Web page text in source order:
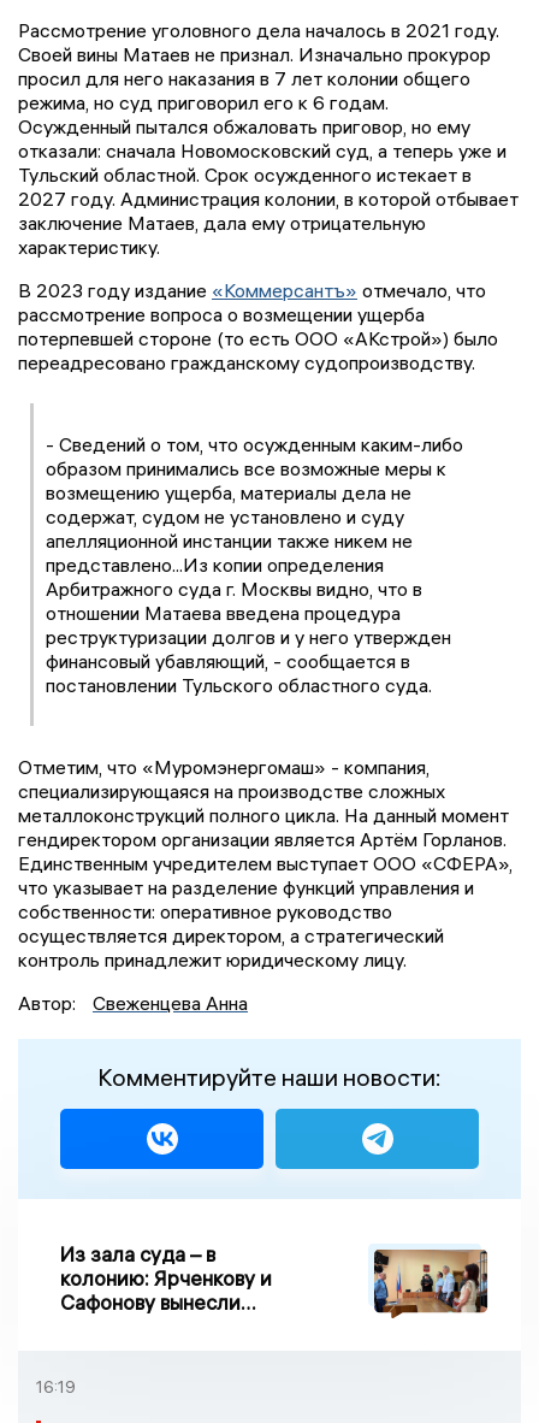
Рассмотрение уголовного дела началось в 2021 году.
Своей вины Матаев не признал. Изначально прокурор
просил для него наказания в 7 лет колонии общего
режима, но суд приговорил его к 6 годам.
Осужденный пытался обжаловать приговор, но ему
отказали: сначала Новомосковский суд, а теперь уже и
Тульский областной. Срок осужденного истекает в
2027 году. Администрация колонии, в которой отбывает
заключение Матаев, дала ему отрицательную
характеристику.
В 2023 году издание «Коммерсантъ» отмечало, что
рассмотрение вопроса о возмещении ущерба
потерпевшей стороне (то есть ООО «АКстрой») было
переадресовано гражданскому судопроизводству.
- Сведений о том, что осужденным каким-либо
образом принимались все возможные меры к
возмещению ущерба, материалы дела не
содержат, судом не установлено и суду
апелляционной инстанции также никем не
представлено...Из копии определения
Арбитражного суда г. Москвы видно, что в
отношении Матаева введена процедура
реструктуризации долгов и у него утвержден
финансовый убавляющий, - сообщается в
постановлении Тульского областного суда.
Отметим, что «Муромэнергомаш» - компания,
специализирующаяся на производстве сложных
металлоконструкций полного цикла. На данный момент
гендиректором организации является Артём Горланов.
Единственным учредителем выступает ООО «СФЕРА»,
что указывает на разделение функций управления и
собственности: оперативное руководство
осуществляется директором, а стратегический
контроль принадлежит юридическому лицу.
Автор:
Свеженцева Анна
Комментируйте наши новости:
Из зала суда – в
колонию: Ярченкову и
Сафонову вынесли
16:19